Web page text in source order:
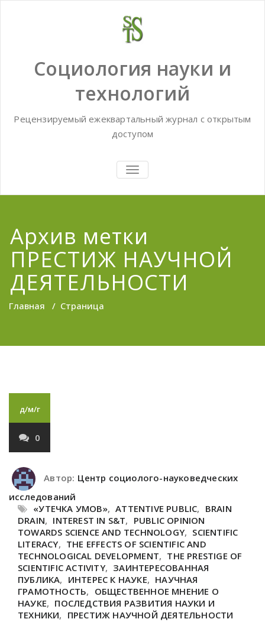
Социология науки и
технологий
Рецензируемый ежеквартальный журнал с открытым
доступом
TOGGLE
NAVIGATION
Архив метки
ПРЕСТИЖ НАУЧНОЙ
ДЕЯТЕЛЬНОСТИ
Главная / Страница
д/м/г
0
Автор: Центр социолого-науковедческих
исследований
«УТЕЧКА УМОВ», ATTENTIVE PUBLIC, BRAIN
DRAIN, INTEREST IN S&T, PUBLIC OPINION
TOWARDS SCIENCE AND TECHNOLOGY, SCIENTIFIC
LITERACY, THE EFFECTS OF SCIENTIFIC AND
TECHNOLOGICAL DEVELOPMENT, THE PRESTIGE OF
SCIENTIFIC ACTIVITY, ЗАИНТЕРЕСОВАННАЯ
ПУБЛИКА, ИНТЕРЕС К НАУКЕ, НАУЧНАЯ
ГРАМОТНОСТЬ, ОБЩЕСТВЕННОЕ МНЕНИЕ О
НАУКЕ, ПОСЛЕДСТВИЯ РАЗВИТИЯ НАУКИ И
ТЕХНИКИ, ПРЕСТИЖ НАУЧНОЙ ДЕЯТЕЛЬНОСТИ